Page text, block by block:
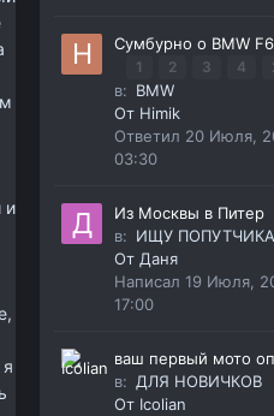
и
Сумбурно о BMW
1 2 3 4
в: BMW
От Himik
Ответил 20 Июля,
03:30
Из Москвы в Питер
в: ИЩУ ПОПУТЧИКА
От Даня
Написал 19 Июля,
17:00
ваш первый мото
в: ДЛЯ НОВИЧКОВ
От Icolian